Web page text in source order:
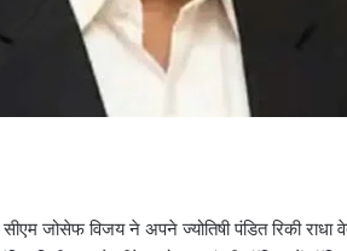
जोसेफ विजय ने अपने ज्योतिषी पंडित रिकी